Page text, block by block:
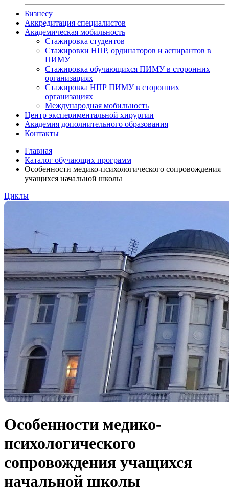
Бизнесу
Аккредитация специалистов
Академическая мобильность
Стажировка студентов
Стажировки НПР, ординаторов и аспирантов в
ПИМУ
Стажировка обучающихся ПИМУ в сторонних
организациях
Стажировка НПР ПИМУ в сторонних
организациях
Международная мобильность
Центр экспериментальной хирургии
Академия дополнительного образования
Контакты
Главная
Каталог обучающих программ
Особенности медико-психологического сопровождения
учащихся начальной школы
Циклы
Особенности медико-
психологического
сопровождения учащихся
начальной школы